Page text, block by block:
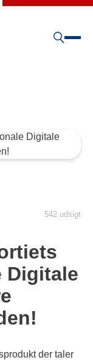
542 udsigt
Digitale
der taler